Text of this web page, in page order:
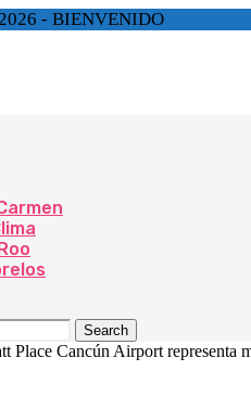
- BIENVENIDO
Search